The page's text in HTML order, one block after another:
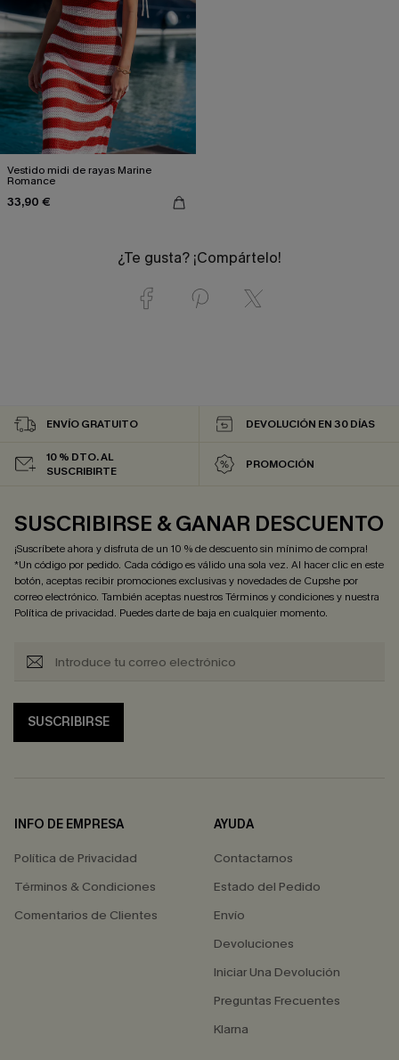
Vestido midi de rayas Marine
Romance
33,90 €
¿Te gusta? ¡Compártelo!
ENVÍO GRATUITO DEVOLUCIÓN EN 30 DÍAS
10 % DTO. AL
SUSCRIBIRTE
PROMOCIÓN
SUSCRIBIRSE & GANAR DESCUENTO
¡Suscríbete ahora y disfruta de un 10 % de descuento sin mínimo de compra!
*Un código por pedido. Cada código es válido una sola vez. Al hacer clic en este
botón, aceptas recibir promociones exclusivas y novedades de Cupshe por
correo electrónico. También aceptas nuestrosTérminos y condicionesy nuestra
Política de privacidad. Puedes darte de baja en cualquier momento.
SUSCRIBIRSE
INFO DE EMPRESA
Política de Privacidad
Términos & Condiciones
Comentarios de Clientes
AYUDA
Contactarnos
Estado del Pedido
Envío
Devoluciones
Iniciar Una Devolución
Preguntas Frecuentes
Klarna